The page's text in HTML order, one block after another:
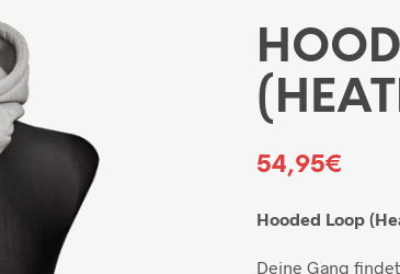
54,95€
Hooded Loop
Deine Gang